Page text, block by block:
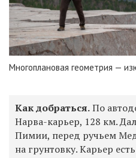
Многоплановая геометрия —
Как добраться.По
Нарва-карьер, 128 км.
Пимии, перед ручьем
на грунтовку. Карьер